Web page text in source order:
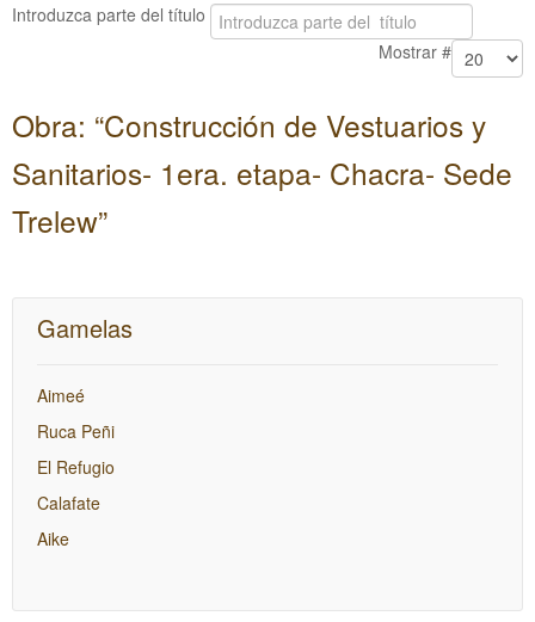
Introduzca parte del título
Mostrar #
Obra: “Construcción de Vestuarios y
Sanitarios- 1era. etapa- Chacra- Sede
Trelew”
Gamelas
Aimeé
Ruca Peñi
El Refugio
Calafate
Aike